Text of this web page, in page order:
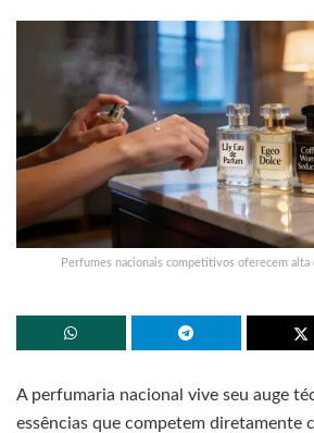
Perfumes nacionais competitivos oferecem
A perfumaria nacional vive seu auge
essências que competem diretamente